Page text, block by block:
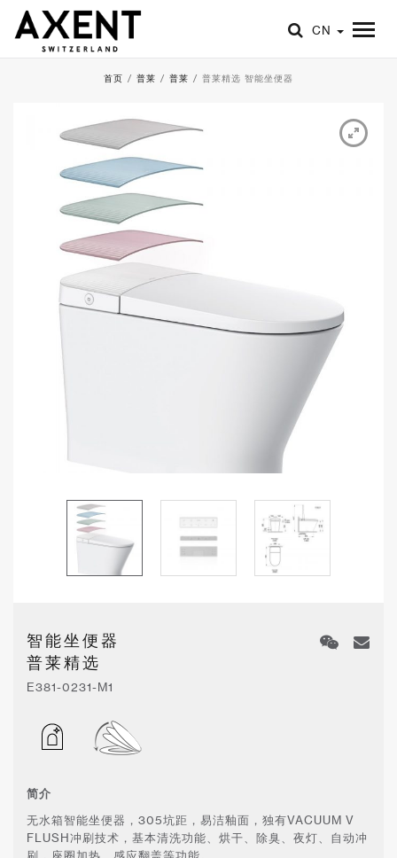
CN
首页 / 普莱 / 普莱 / 普莱精选 智能坐便器
智能坐便器
普莱精选
E381-0231-M1
简介
无水箱智能坐便器，305坑距，易洁釉面，独有VACUUM V
FLUSH冲刷技术，基本清洗功能、烘干、除臭、夜灯、自动冲